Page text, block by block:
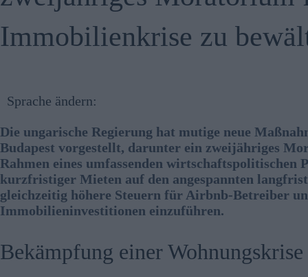
Immobilienkrise zu
Sprache ändern:
Die ungarische Regierung hat mutige neue
Budapest vorgestellt, darunter ein zweijähriges
Rahmen eines umfassenden
kurzfristiger Mieten auf den angespannten
gleichzeitig höhere Steuern für Airbnb-Betreiber
Immobilieninvestitionen einzuführen.
Bekämpfung einer Wohnungskrise